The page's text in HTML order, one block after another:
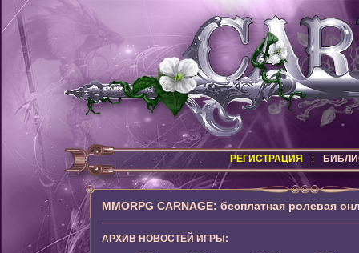
РЕГИСТРАЦИЯ
MMORPG CARNAGE: бесплатная ролевая
АРХИВ НОВОСТЕЙ ИГРЫ: